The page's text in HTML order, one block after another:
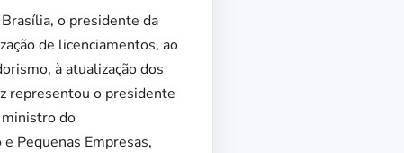
o presidente da
de licenciamentos, ao
à atualização dos
representou o presidente
ministro do
Pequenas Empresas,